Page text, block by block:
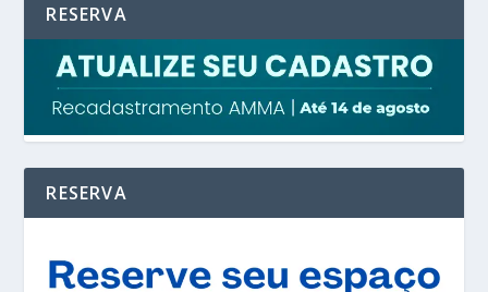
RESERVA
RESERVA